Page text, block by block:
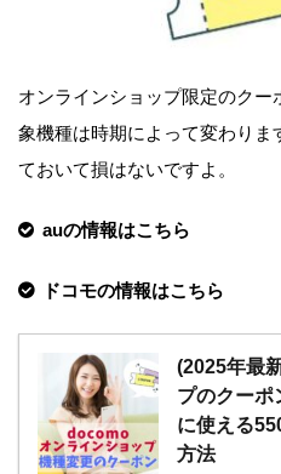
オンラインショップ限定のク
象機種は時期によって変わりま
ておいて損はないですよ。
auの情報はこちら
ドコモの情報はこちら
(2025年最
プのクーポ
に使える
方法